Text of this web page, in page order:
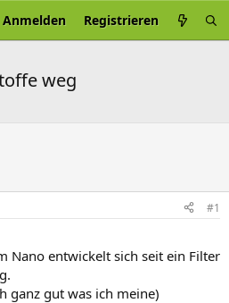
Anmelden Registrieren
weg
#1
Nano entwickelt sich seit ein Filter
ganz gut was ich meine)